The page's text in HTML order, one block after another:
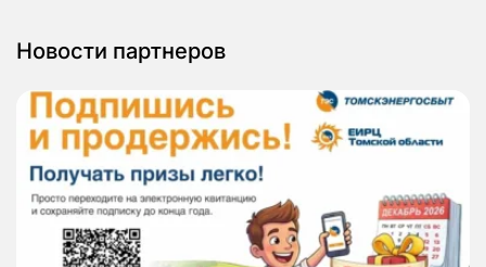
Новости партнеров